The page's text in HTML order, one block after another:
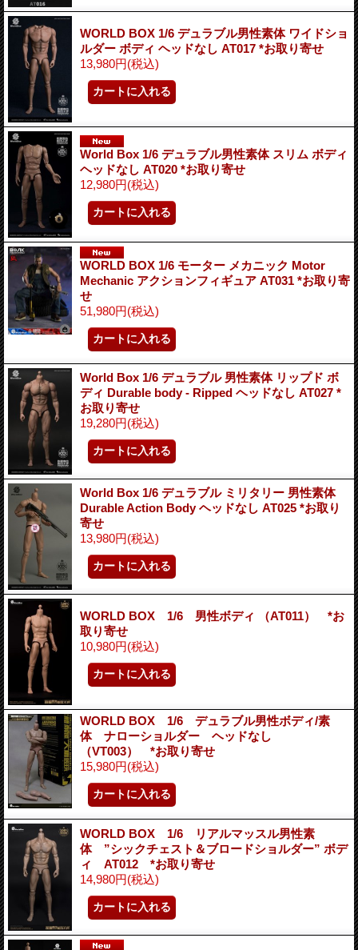
WORLD BOX 1/6 デュラブル男性素体 ワイドショ
ルダー ボディ ヘッドなし AT017 *お取り寄せ
13,980円(税込)
World Box 1/6 デュラブル男性素体 スリム ボディ
ヘッドなし AT020 *お取り寄せ
12,980円(税込)
WORLD BOX 1/6 モーター メカニック Motor
Mechanic アクションフィギュア AT031 *お取り寄
せ
51,980円(税込)
World Box 1/6 デュラブル 男性素体 リップド ボ
ディ Durable body - Ripped ヘッドなし AT027 *
お取り寄せ
19,280円(税込)
World Box 1/6 デュラブル ミリタリー 男性素体
Durable Action Body ヘッドなし AT025 *お取り
寄せ
13,980円(税込)
WORLD BOX 1/6 男性ボディ （AT011） *お
取り寄せ
10,980円(税込)
WORLD BOX 1/6 デュラブル男性ボディ/素
体 ナローショルダー ヘッドなし
（VT003） *お取り寄せ
15,980円(税込)
WORLD BOX 1/6 リアルマッスル男性素
体 ”シックチェスト＆ブロードショルダー” ボデ
ィ AT012 *お取り寄せ
14,980円(税込)